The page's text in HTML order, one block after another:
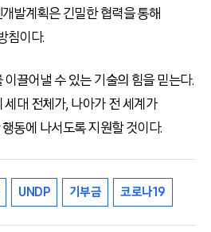
발계획은 긴밀한 협력을 통해
침이다.
끌어낼 수 있는 기술의 힘을 믿는다.
대 전체가, 나아가 전 세계가
동에 나서도록 지원할 것이다.
UNDP 기부금 코로나19